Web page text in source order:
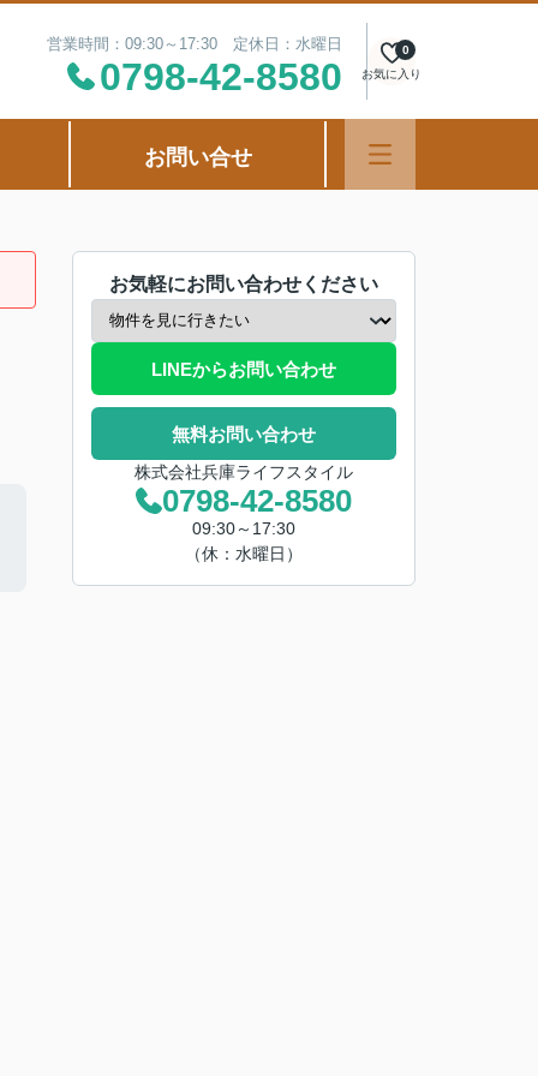
営業時間：09:30～17:30 定休日：水曜日
0798-42-8580 お気に入り
0
お問い合せ
お気軽にお問い合わせください
LINEからお問い合わせ
無料お問い合わせ
株式会社兵庫ライフスタイル
0798-42-8580
09:30～17:30
（休：水曜日）